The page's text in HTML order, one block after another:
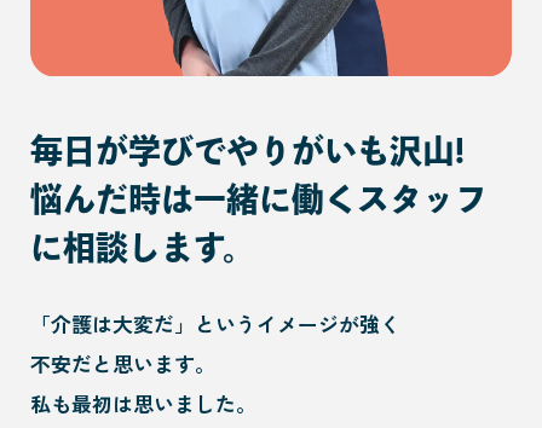
毎日が学びでやりがいも沢山!
悩んだ時は一緒に働くスタッフ
に相談します。
「介護は大変だ」というイメージが強く
不安だと思います。
私も最初は思いました。